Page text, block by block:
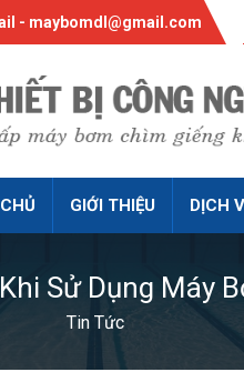
- maybomdl@gmail.com
GIỚI THIỆU DỊCH
Sử Dụng Máy
Tin Tức